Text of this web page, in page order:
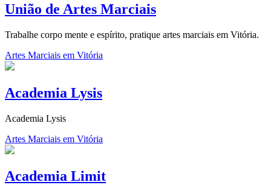
União de Artes Marciais
Trabalhe corpo mente e espírito, pratique artes marciais em Vitória.
Artes Marciais em Vitória
Academia Lysis
Academia Lysis
Artes Marciais em Vitória
Academia Limit